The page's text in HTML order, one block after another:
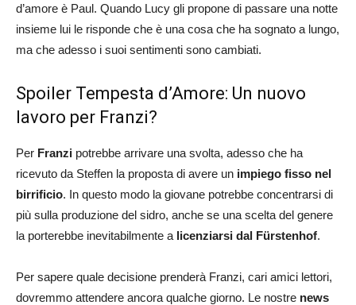
d’amore è Paul. Quando Lucy gli propone di passare una notte
insieme lui le risponde che è una cosa che ha sognato a lungo,
ma che adesso i suoi sentimenti sono cambiati.
Spoiler Tempesta d’Amore: Un nuovo
lavoro per Franzi?
Per Franzi potrebbe arrivare una svolta, adesso che ha
ricevuto da Steffen la proposta di avere un impiego fisso nel
birrificio. In questo modo la giovane potrebbe concentrarsi di
più sulla produzione del sidro, anche se una scelta del genere
la porterebbe inevitabilmente a licenziarsi dal Fürstenhof.
Per sapere quale decisione prenderà Franzi, cari amici lettori,
dovremmo attendere ancora qualche giorno. Le nostre news